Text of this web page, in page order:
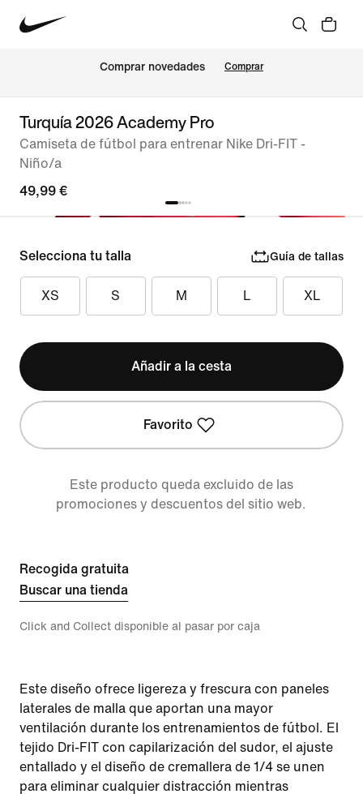
Comprar novedades Comprar
Turquía 2026 Academy Pro
Camiseta de fútbol para entrenar Nike Dri-FIT -
Niño/a
49,99 €
Selecciona tu talla Guía de tallas
XS S M L XL
Añadir a la cesta
Favorito
Este producto queda excluido de las
promociones y descuentos del sitio web.
Recogida gratuita
Buscar una tienda
Click and Collect disponible al pasar por caja
Este diseño ofrece ligereza y frescura con paneles
laterales de malla que aportan una mayor
ventilación durante los entrenamientos de fútbol. El
tejido Dri-FIT con capilarización del sudor, el ajuste
entallado y el diseño de cremallera de 1/4 se unen
para eliminar cualquier distracción mientras